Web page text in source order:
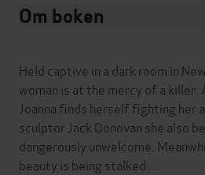
Om boken
Held captive in a dark room in
woman is at the mercy of a
Joanna finds herself fighting her
sculptor Jack Donovan she also
dangerously unwelcome.
beauty is being stalked ...